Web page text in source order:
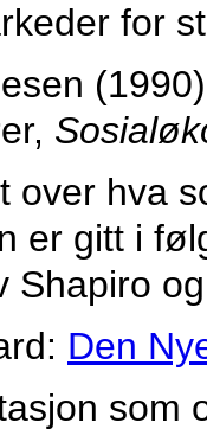
for
over hva
er gitt i
Shapiro
Den
som